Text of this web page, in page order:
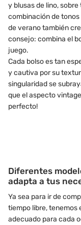
y blusas de lino,
combinación de
de verano también
consejo: combina el
juego.
Cada bolso es tan
y cautiva por su
singularidad se
que el aspecto
perfecto!
Diferentes
adapta a tus
Ya sea para ir de
tiempo libre, tenemos
adecuado para cada